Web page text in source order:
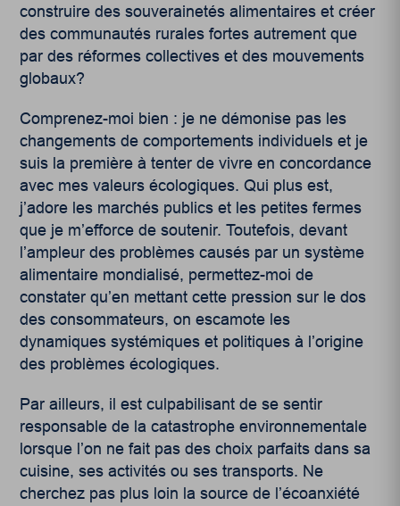
construire des souverainetés alimentaires et créer
des communautés rurales fortes autrement que
par des réformes collectives et des mouvements
globaux?
Comprenez-moi bien : je ne démonise pas les
changements de comportements individuels et je
suis la première à tenter de vivre en concordance
avec mes valeurs écologiques. Qui plus est,
j’adore les marchés publics et les petites fermes
que je m’efforce de soutenir. Toutefois, devant
l’ampleur des problèmes causés par un système
alimentaire mondialisé, permettez-moi de
constater qu’en mettant cette pression sur le dos
des consommateurs, on escamote les
dynamiques systémiques et politiques à l’origine
des problèmes écologiques.
Par ailleurs, il est culpabilisant de se sentir
responsable de la catastrophe environnementale
lorsque l’on ne fait pas des choix parfaits dans sa
cuisine, ses activités ou ses transports. Ne
cherchez pas plus loin la source de l’écoanxiété